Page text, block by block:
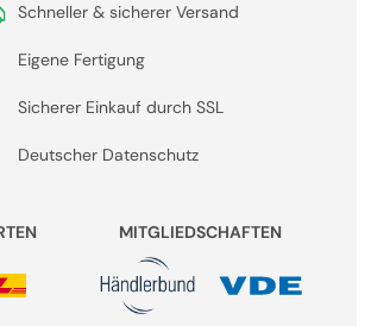
Schneller & sicherer Versand
Eigene Fertigung
Sicherer Einkauf durch SSL
Deutscher Datenschutz
MITGLIEDSCHAFTEN